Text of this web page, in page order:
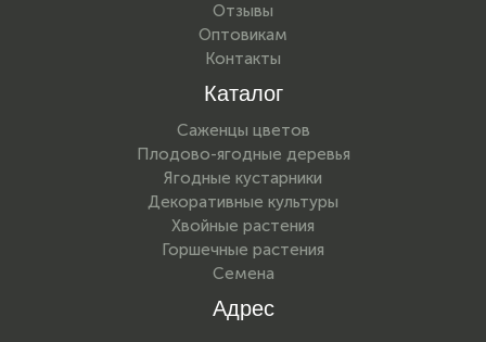
Отзывы
Оптовикам
Контакты
Каталог
Саженцы цветов
Плодово-ягодные деревья
Ягодные кустарники
Декоративные культуры
Хвойные растения
Горшечные растения
Семена
Адрес